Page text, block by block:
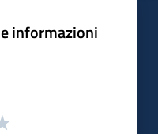
informazioni